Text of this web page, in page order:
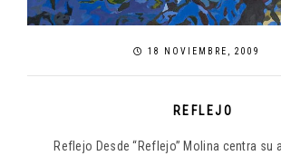
18 NOVIEMBRE, 2009
REFLEJO
Reflejo Desde “Reflejo” Molina centra su